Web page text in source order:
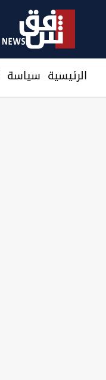
الرئيسية سیاسة